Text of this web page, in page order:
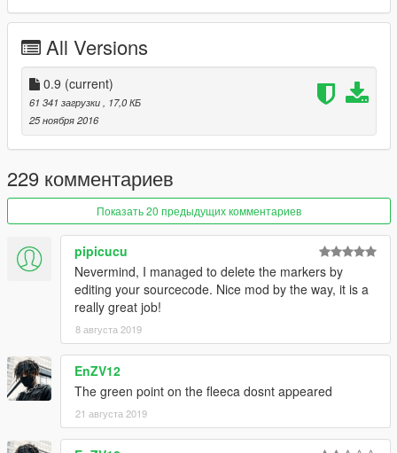
Installation:
See RobFleecaReadMe.txt for usage.
All Versions
0.9 (current)
61 341 загрузки
, 17,0 КБ
25 ноября 2016
229 комментариев
Показать 20 предыдущих комментариев
pipicucu
Nevermind, I managed to delete the markers by
editing your sourcecode. Nice mod by the way, it is a
really great job!
8 августа 2019
EnZV12
The green point on the fleeca dosnt appeared
21 августа 2019